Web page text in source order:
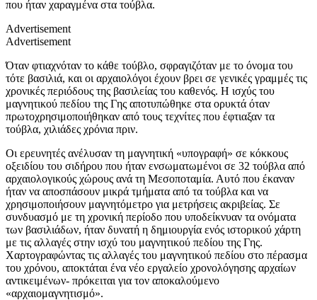
που ήταν χαραγμένα στα τούβλα.
Advertisement
Advertisement
Όταν φτιαχνόταν το κάθε τούβλο, σφραγιζόταν με το όνομα του
τότε βασιλιά, και οι αρχαιολόγοι έχουν βρει σε γενικές γραμμές τις
χρονικές περιόδους της βασιλείας του καθενός. Η ισχύς του
μαγνητικού πεδίου της Γης αποτυπώθηκε στα ορυκτά όταν
πρωτοχρησιμοποιήθηκαν από τους τεχνίτες που έφτιαξαν τα
τούβλα, χιλιάδες χρόνια πριν.
Οι ερευνητές ανέλυσαν τη μαγνητική «υπογραφή» σε κόκκους
οξειδίου του σιδήρου που ήταν ενσωματωμένοι σε 32 τούβλα από
αρχαιολογικούς χώρους ανά τη Μεσοποταμία. Αυτό που έκαναν
ήταν να αποσπάσουν μικρά τμήματα από τα τούβλα και να
χρησιμοποιήσουν μαγνητόμετρο για μετρήσεις ακριβείας. Σε
συνδυασμό με τη χρονική περίοδο που υποδείκνυαν τα ονόματα
των βασιλιάδων, ήταν δυνατή η δημιουργία ενός ιστορικού χάρτη
με τις αλλαγές στην ισχύ του μαγνητικού πεδίου της Γης.
Χαρτογραφώντας τις αλλαγές του μαγνητικού πεδίου στο πέρασμα
του χρόνου, αποκτάται ένα νέο εργαλείο χρονολόγησης αρχαίων
αντικειμένων- πρόκειται για τον αποκαλούμενο
«αρχαιομαγνητισμό».